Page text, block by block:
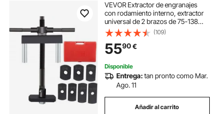
VEVOR Extractor de engranajes
con rodamiento interno, extractor
universal de 2 brazos de 75-138
mm, extractor de cilindros de acero
45, 7 placas de extracción,
extractor manual de carcasa
(109)
5590€
Disponible
Entrega:tan pronto como Mar.
Ago. 11
Añadir al carrito